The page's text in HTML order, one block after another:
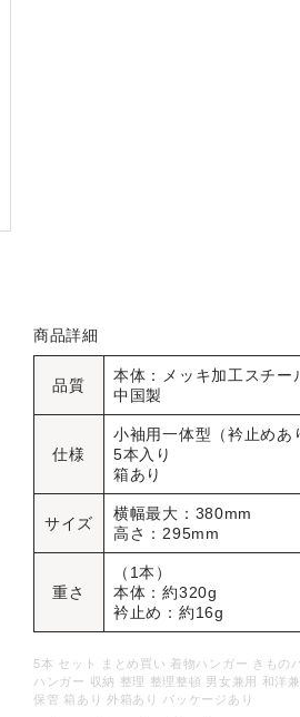
商品詳細
品質
本体：メッキ加工スチー
中国製
仕様
小袖用一体型（衿止めあ
5本入り
箱あり
サイズ
横幅最大：380mm
高さ：295mm
重さ
（1本）
本体：約320g
衿止め：約16g
5本 セット まとめ買い 着物ハンガー きもの
ハンガー 収納 整理 整理整頓 男女兼用 和洋
保管 箱あり 外箱あり パッケージあり